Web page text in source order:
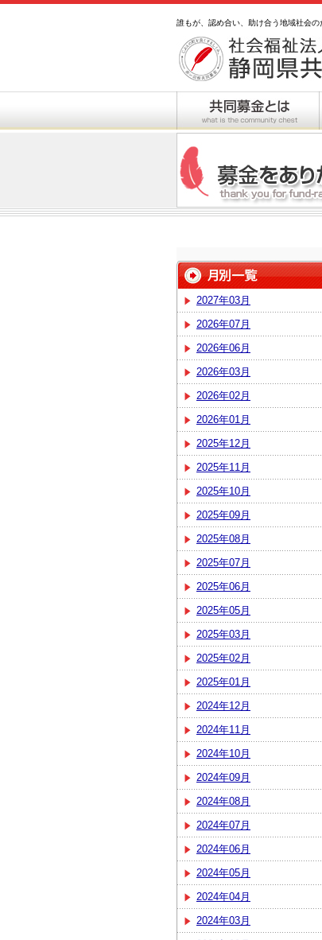
誰もが、認め合い、助け合う地域社会
2027年03月
2026年07月
2026年06月
2026年03月
2026年02月
2026年01月
2025年12月
2025年11月
2025年10月
2025年09月
2025年08月
2025年07月
2025年06月
2025年05月
2025年03月
2025年02月
2025年01月
2024年12月
2024年11月
2024年10月
2024年09月
2024年08月
2024年07月
2024年06月
2024年05月
2024年04月
2024年03月